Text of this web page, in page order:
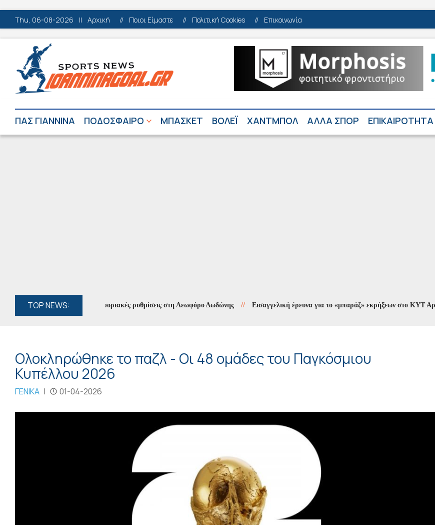
Thu, 06-08-2026 || Αρχική // Ποιοι Είμαστε // Πολιτική Cookies // Επικοινωνία
ΠΑΣ ΓΙΑΝΝΙΝΑ ΠΟΔΟΣΦΑΙΡΟ ΜΠΑΣΚΕΤ ΒΟΛΕΪ ΧΑΝΤΜΠΟΛ ΑΛΛΑ ΣΠΟΡ ΕΠΙΚΑΙΡΟΤΗΤΑ
TOP NEWS:Κυκλοφοριακές ρυθμίσεις στη Λεωφόρο Δωδώνης // Εισαγγελική έρευνα για το «μπαράζ» εκρήξεων στο ΚΥΤ Αράχθου
Ολοκληρώθηκε το παζλ - Οι 48 ομάδες του Παγκόσμιου
Κυπέλλου 2026
ΓΕΝΙΚΑ | 01-04-2026